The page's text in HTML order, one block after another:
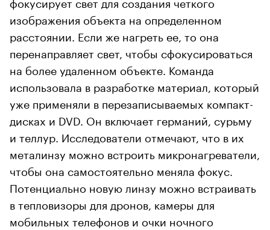
изображения объекта на определенном
расстоянии. Если же нагреть ее, то она
перенаправляет свет, чтобы сфокусироваться
на более удаленном объекте. Команда
использовала в разработке материал, который
уже применяли в перезаписываемых компакт-
дисках и DVD. Он включает германий, сурьму
и теллур. Исследователи отмечают, что в их
металинзу можно встроить микронагреватели,
чтобы она самостоятельно меняла фокус.
Потенциально новую линзу можно встраивать
в тепловизоры для дронов, камеры для
мобильных телефонов и очки ночного